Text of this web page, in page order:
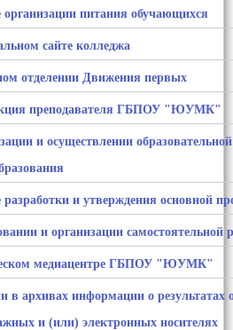
питания обучающихся
сайте колледжа
отделении Движения первых
преподавателя ГБПОУ "ЮУМК"
и осуществлении
и утверждения основной
и организации самостоятельной
медиацентре ГБПОУ "ЮУМК"
в архивах информации о
и (или) электронных носителях